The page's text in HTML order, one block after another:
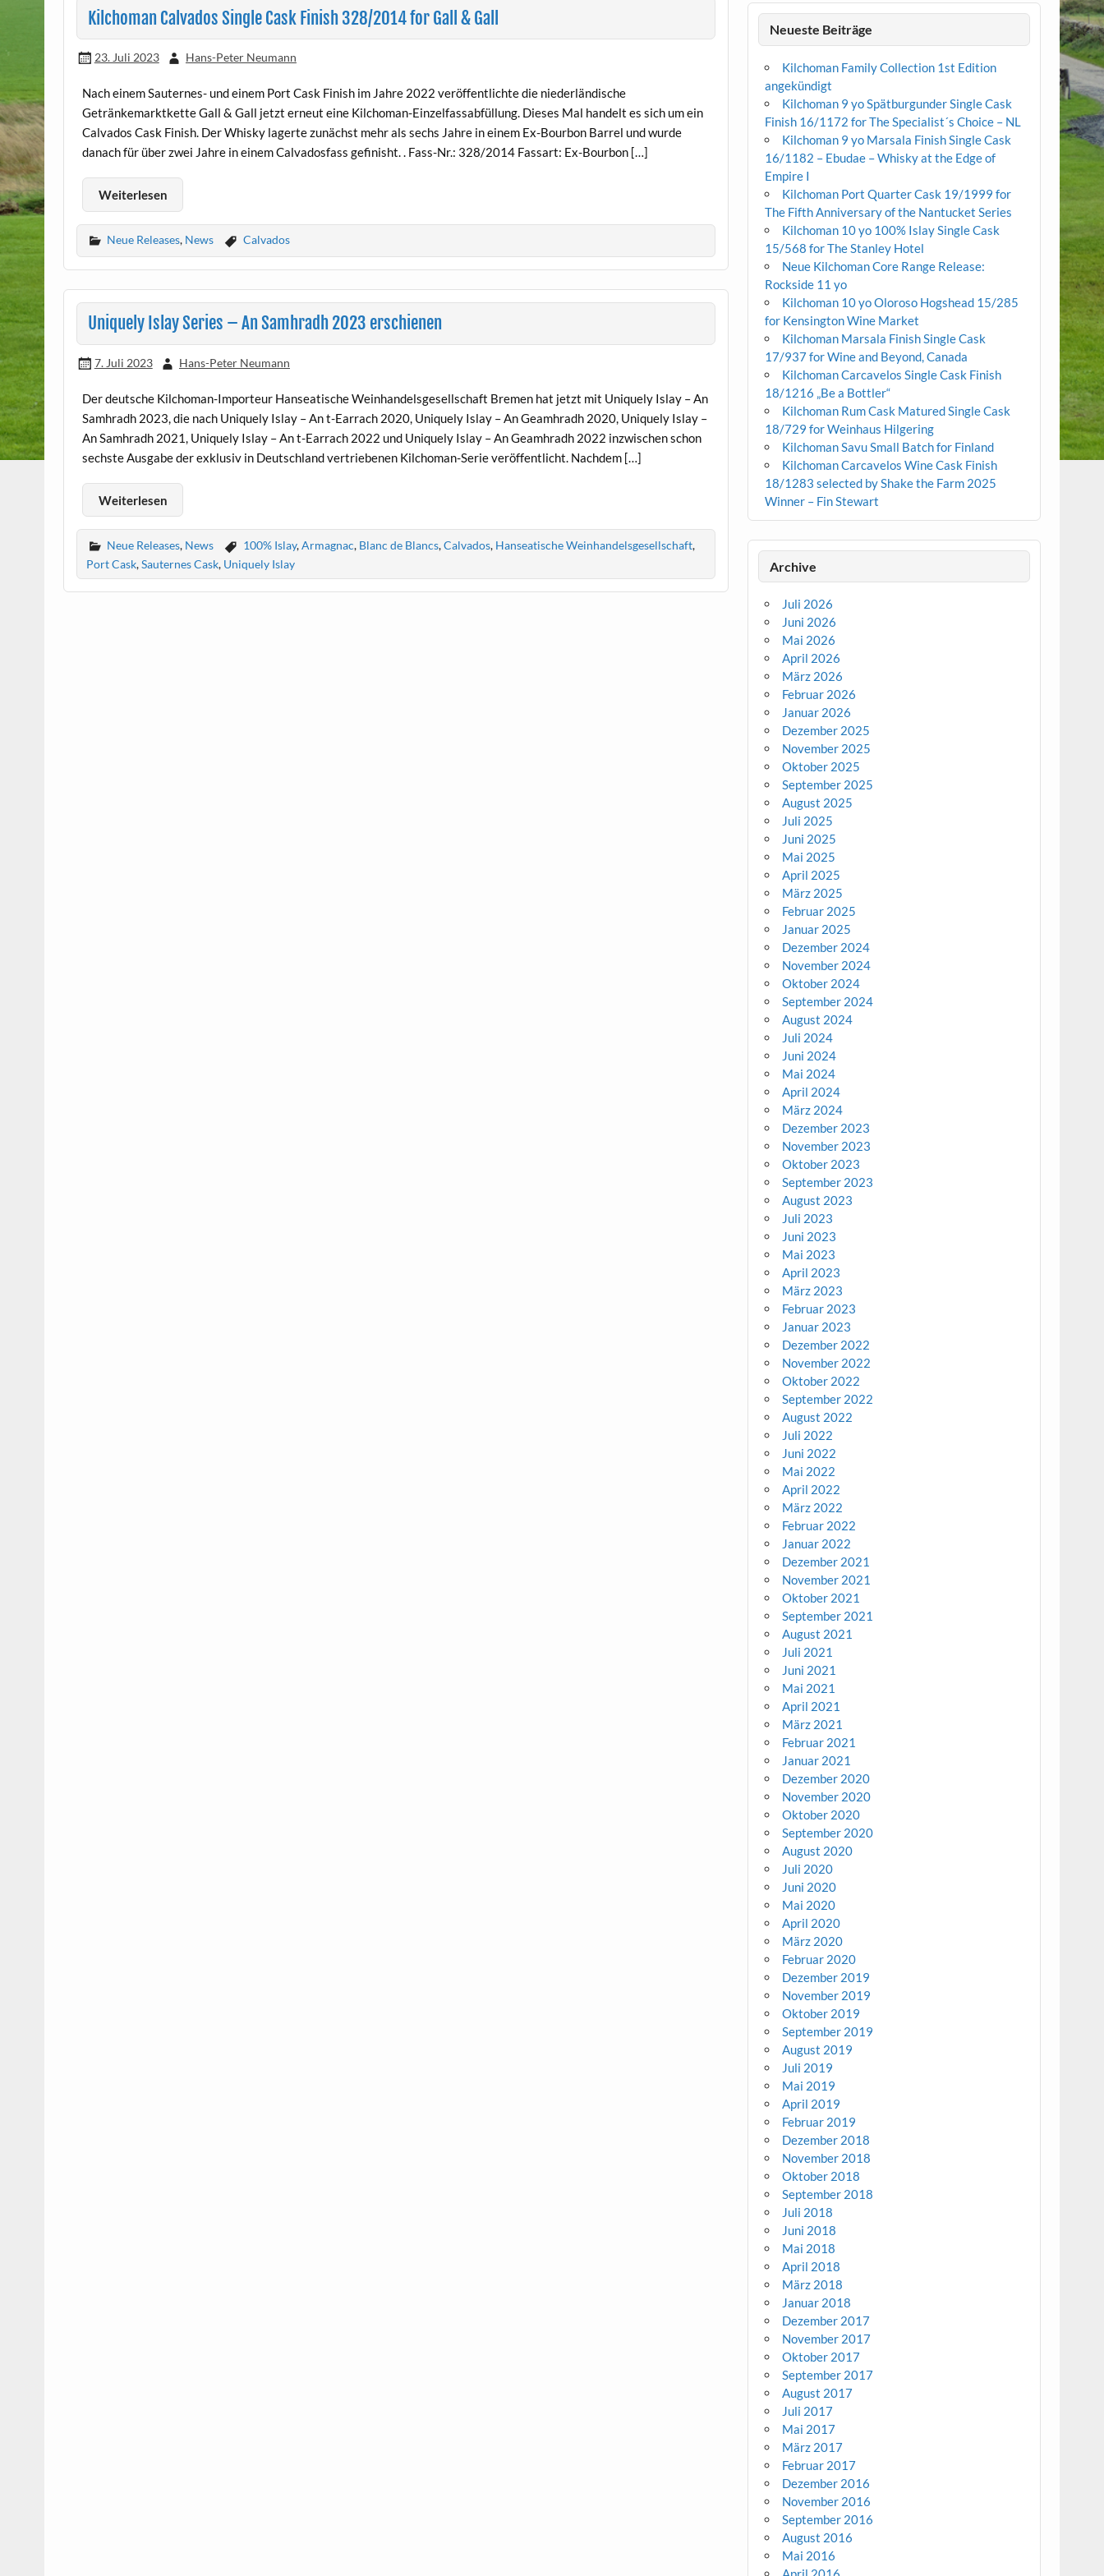
Kilchoman Calvados Single Cask Finish 328/2014 for Gall & Gall
23. Juli 2023 Hans-Peter Neumann
Nach einem Sauternes- und einem Port Cask Finish im Jahre 2022 veröffentlichte die niederländische
Getränkemarktkette Gall & Gall jetzt erneut eine Kilchoman-Einzelfassabfüllung. Dieses Mal handelt es sich um ein
Calvados Cask Finish. Der Whisky lagerte zunächst mehr als sechs Jahre in einem Ex-Bourbon Barrel und wurde
danach für über zwei Jahre in einem Calvadosfass gefinisht. . Fass-Nr.: 328/2014 Fassart: Ex-Bourbon […]
Weiterlesen
Neue Releases, News Calvados
Uniquely Islay Series – An Samhradh 2023 erschienen
7. Juli 2023 Hans-Peter Neumann
Der deutsche Kilchoman-Importeur Hanseatische Weinhandelsgesellschaft Bremen hat jetzt mit Uniquely Islay – An
Samhradh 2023, die nach Uniquely Islay – An t-Earrach 2020, Uniquely Islay – An Geamhradh 2020, Uniquely Islay –
An Samhradh 2021, Uniquely Islay – An t-Earrach 2022 und Uniquely Islay – An Geamhradh 2022 inzwischen schon
sechste Ausgabe der exklusiv in Deutschland vertriebenen Kilchoman-Serie veröffentlicht. Nachdem […]
Weiterlesen
Neue Releases, News 100% Islay,Armagnac, Blanc de Blancs,Calvados, Hanseatische Weinhandelsgesellschaft,
Port Cask,Sauternes Cask, Uniquely Islay
Neueste Beiträge
Kilchoman Family Collection 1st Edition
angekündigt
Kilchoman 9 yo Spätburgunder Single Cask
Finish 16/1172 for The Specialist´s Choice – NL
Kilchoman 9 yo Marsala Finish Single Cask
16/1182 – Ebudae – Whisky at the Edge of
Empire I
Kilchoman Port Quarter Cask 19/1999 for
The Fifth Anniversary of the Nantucket Series
Kilchoman 10 yo 100% Islay Single Cask
15/568 for The Stanley Hotel
Neue Kilchoman Core Range Release:
Rockside 11 yo
Kilchoman 10 yo Oloroso Hogshead 15/285
for Kensington Wine Market
Kilchoman Marsala Finish Single Cask
17/937 for Wine and Beyond, Canada
Kilchoman Carcavelos Single Cask Finish
18/1216 „Be a Bottler“
Kilchoman Rum Cask Matured Single Cask
18/729 for Weinhaus Hilgering
Kilchoman Savu Small Batch for Finland
Kilchoman Carcavelos Wine Cask Finish
18/1283 selected by Shake the Farm 2025
Winner – Fin Stewart
Archive
Juli 2026
Juni 2026
Mai 2026
April 2026
März 2026
Februar 2026
Januar 2026
Dezember 2025
November 2025
Oktober 2025
September 2025
August 2025
Juli 2025
Juni 2025
Mai 2025
April 2025
März 2025
Februar 2025
Januar 2025
Dezember 2024
November 2024
Oktober 2024
September 2024
August 2024
Juli 2024
Juni 2024
Mai 2024
April 2024
März 2024
Dezember 2023
November 2023
Oktober 2023
September 2023
August 2023
Juli 2023
Juni 2023
Mai 2023
April 2023
März 2023
Februar 2023
Januar 2023
Dezember 2022
November 2022
Oktober 2022
September 2022
August 2022
Juli 2022
Juni 2022
Mai 2022
April 2022
März 2022
Februar 2022
Januar 2022
Dezember 2021
November 2021
Oktober 2021
September 2021
August 2021
Juli 2021
Juni 2021
Mai 2021
April 2021
März 2021
Februar 2021
Januar 2021
Dezember 2020
November 2020
Oktober 2020
September 2020
August 2020
Juli 2020
Juni 2020
Mai 2020
April 2020
März 2020
Februar 2020
Dezember 2019
November 2019
Oktober 2019
September 2019
August 2019
Juli 2019
Mai 2019
April 2019
Februar 2019
Dezember 2018
November 2018
Oktober 2018
September 2018
Juli 2018
Juni 2018
Mai 2018
April 2018
März 2018
Januar 2018
Dezember 2017
November 2017
Oktober 2017
September 2017
August 2017
Juli 2017
Mai 2017
März 2017
Februar 2017
Dezember 2016
November 2016
September 2016
August 2016
Mai 2016